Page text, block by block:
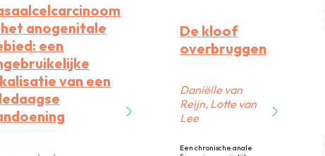
anogenitale
een
van een
De kloof
overbruggen
Daniëlle van
Reijn, Lotte van
Lee
Een chronische anale